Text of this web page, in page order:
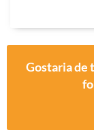
Gostaria de